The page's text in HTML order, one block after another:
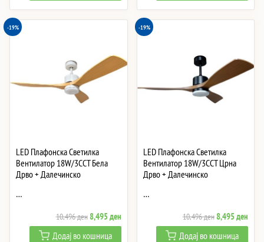
9,865 ден.7,984 ден.
9,865 ден.
-19%
LED Плафонска Светилка
Вентилатор 18W/3CCT Бела
Дрво + Далечинско
…
10,496денOriginal
price
8,495денCurrent
price
Додај во кошница
-19%
LED Плафонска Светилка
Вентилатор 18W/3CCT Црна
Дрво + Далечинско
…
10,496денOriginal
price
8,495ден
price
Додај во кошница